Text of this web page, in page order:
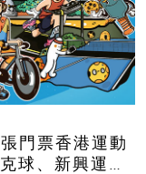
門票香港運動
球、新興運